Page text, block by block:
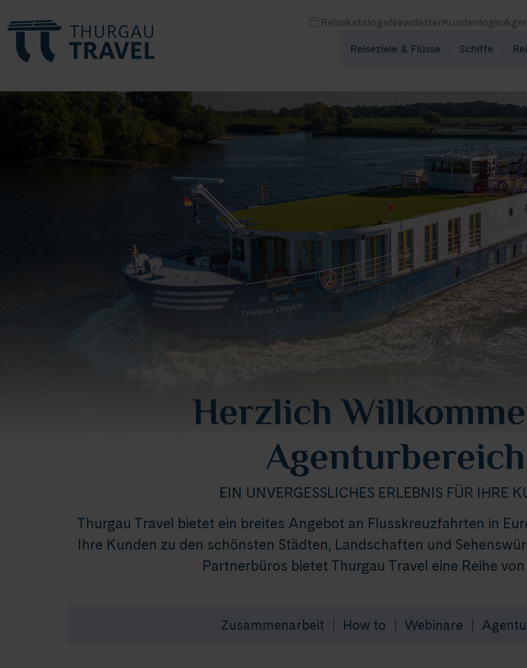
ReisekatalogeNewsletterKundenlogin
Reiseziele & Flüsse Schiffe
Herzlich
Agenturbereich
EIN UNVERGESSLICHES ERLEBNIS FÜR IHRE
Thurgau Travel bietet ein breites Angebot an Flusskreuzfahrten in
Ihre Kunden zu den schönsten Städten, Landschaften und
Partnerbüros bietet Thurgau Travel eine Reihe
Zusammenarbeit How to Webinare